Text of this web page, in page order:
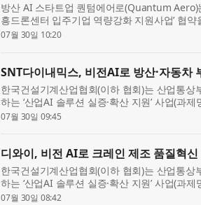
방산 AI 스타트업 퀀텀에어로(Quantum Aero)
흥드론센터 입주기업 역량강화 지원사업’ 협
는 온보드 AI 자율비행 드론 개발에 착수했다
07월 30일 10:20
SNT다이내믹스, 비전AI로 방산·자동차
한국건설기계산업협회(이하 협회)는 산업통상
하는 ‘산업AI 솔루션 실증·확산 지원’ 사업(과
위한 산업AI 솔루션 실증·확산 사업)의 주관기
07월 30일 09:45
디와이, 비전 AI로 크레인 제조 품질혁
한국건설기계산업협회(이하 협회)는 산업통상
하는 ‘산업AI 솔루션 실증·확산 지원’ 사업(과
위한 산업AI 솔루션 실증·확산 사업)의 주관기
07월 30일 08:42